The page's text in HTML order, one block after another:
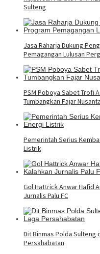
Sulteng
Jasa Raharja Dukung
Pemagangan Lulusan
PSM Poboya Sabet Trofi
Tumbangkan Fajar
Pemerintah Serius
Listrik
Gol Hattrick Anwar Hafid
Jurnalis Palu FC
Dit Binmas Polda Sulteng
Persahabatan